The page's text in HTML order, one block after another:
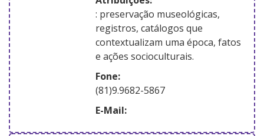
: preservação museológicas,
registros, catálogos que
contextualizam uma época, fatos
e ações socioculturais.
Fone:
(81)9.9682-5867
E-Mail: